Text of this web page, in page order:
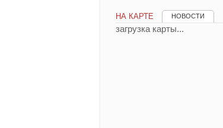
НА КАРТЕ НОВОСТИ
загрузка карты...